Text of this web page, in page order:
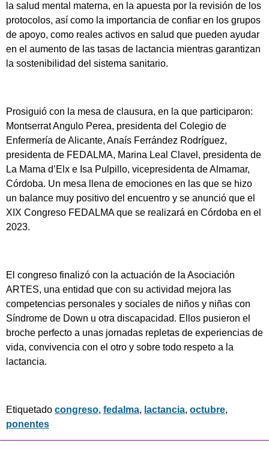
la salud mental materna, en la apuesta por la revisión de los
protocolos, así como la importancia de confiar en los grupos
de apoyo, como reales activos en salud que pueden ayudar
en el aumento de las tasas de lactancia mientras garantizan
la sostenibilidad del sistema sanitario.
Prosiguió con la mesa de clausura, en la que participaron:
Montserrat Angulo Perea, presidenta del Colegio de
Enfermería de Alicante, Anaís Ferrández Rodríguez,
presidenta de FEDALMA, Marina Leal Clavel, presidenta de
La Mama d’Elx e Isa Pulpillo, vicepresidenta de Almamar,
Córdoba. Un mesa llena de emociones en las que se hizo
un balance muy positivo del encuentro y se anunció que el
XIX Congreso FEDALMA que se realizará en Córdoba en el
2023.
El congreso finalizó con la actuación de la Asociación
ARTES, una entidad que con su actividad mejora las
competencias personales y sociales de niños y niñas con
Síndrome de Down u otra discapacidad. Ellos pusieron el
broche perfecto a unas jornadas repletas de experiencias de
vida, convivencia con el otro y sobre todo respeto a la
lactancia.
Etiquetado congreso, fedalma, lactancia, octubre,
ponentes